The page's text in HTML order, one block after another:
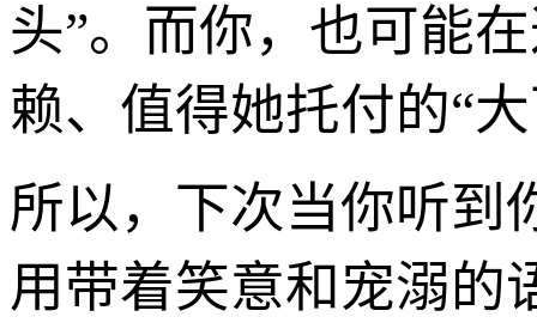
头”。而你，也可能
赖、值得她托付的“
所以，下次当你听到
用带着笑意和宠溺的